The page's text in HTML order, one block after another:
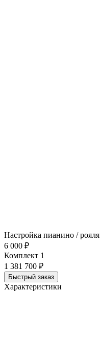
Настройка пианино / рояля
6 000 ₽
Комплект 1
1 381 700 ₽
Быстрый заказ
Характеристики